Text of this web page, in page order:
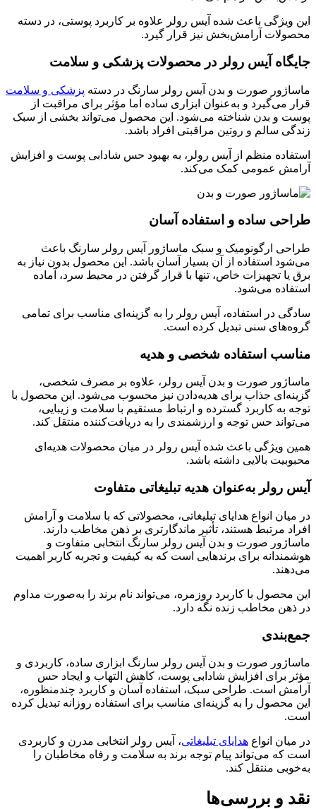
این ویژگی باعث شده آیس رولر علاوه بر کاربرد پوستی، در دسته
محصولات آرامش‌بخش نیز قرار گیرد.
جایگاه آیس رولر در محصولات پزشکی و سلامت
ماساژور صورت و بدن آیس رولر سارنگ در دسته پزشکی و سلامت
قرار می‌گیرد و به‌عنوان ابزاری ساده اما مؤثر برای مراقبت از
پوست و بدن شناخته می‌شود. این محصول می‌تواند بخشی از سبک
زندگی سالم و روتین مراقبتی افراد باشد.
استفاده منظم از آیس رولر، به بهبود حس شادابی پوست و افزایش
آرامش عمومی کمک می‌کند.
طراحی ساده و استفاده آسان
طراحی ارگونومیک و سبک ماساژور آیس رولر سارنگ باعث
می‌شود استفاده از آن بسیار آسان باشد. این محصول بدون نیاز به
برق یا تجهیزات خاص، تنها با قرار گرفتن در محیط سرد، آماده
استفاده می‌شود.
سادگی در استفاده، آیس رولر را به گزینه‌ای مناسب برای تمامی
گروه‌های سنی تبدیل کرده است.
مناسب استفاده شخصی و هدیه
ماساژور صورت و بدن آیس رولر، علاوه بر مصرف شخصی،
گزینه‌ای جذاب برای هدیه‌دادن نیز محسوب می‌شود. این محصول با
توجه به کاربرد گسترده و ارتباط مستقیم با سلامت و زیبایی،
می‌تواند حس توجه و ارزشمندی را به دریافت‌کننده منتقل کند.
همین ویژگی باعث شده آیس رولر در میان محصولات هدیه‌ای
محبوبیت بالایی داشته باشد.
آیس رولر به‌عنوان هدیه تبلیغاتی متفاوت
در میان انواع هدایای تبلیغاتی، محصولاتی که با سلامت و آرامش
افراد مرتبط هستند، تأثیر ماندگارتری بر ذهن مخاطب دارند.
ماساژور صورت و بدن آیس رولر سارنگ انتخابی متفاوت و
هوشمندانه برای برندهایی است که به کیفیت و تجربه کاربر اهمیت
می‌دهند.
این محصول با کاربرد روزمره، می‌تواند نام برند را به‌صورت مداوم
در ذهن مخاطب زنده نگه دارد.
جمع‌بندی
ماساژور صورت و بدن آیس رولر سارنگ ابزاری ساده، کاربردی و
مؤثر برای افزایش شادابی پوست، کاهش التهاب و ایجاد حس
آرامش است. طراحی سبک، استفاده آسان و کاربرد چندمنظوره،
این محصول را به گزینه‌ای مناسب برای استفاده روزانه تبدیل کرده
است.
در میان انواع هدایای تبلیغاتی، آیس رولر انتخابی مدرن و کاربردی
است که می‌تواند پیام توجه برند به سلامت و رفاه مخاطبان را
به‌خوبی منتقل کند.
نقد و بررسی‌ها